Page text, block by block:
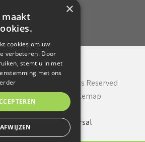
0472 68 16 45
Aalst Padel. All Rights Reserved
Cookie policy Sitemap
door Conversal
×
maakt
cookies om uw
verbeteren. Door
stemt u in met
met ons